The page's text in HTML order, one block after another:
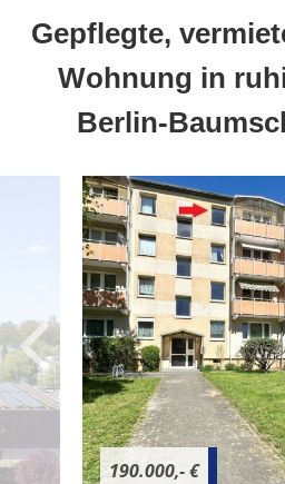
Gepflegte,
Wohnung in
Berlin-
190.000,- €